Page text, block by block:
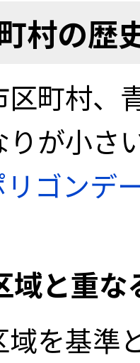
村の歴
町村、
が小さ
リゴンデ
域と重
を基準